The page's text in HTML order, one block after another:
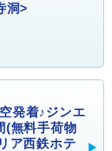
洞>
発着♪ジンエ
(無料手荷物
ア西鉄ホテ